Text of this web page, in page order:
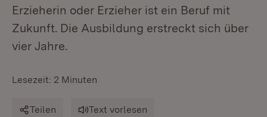
Erzieherin oder Erzieher ist ein Beruf mit
Zukunft. Die Ausbildung erstreckt sich über
vier Jahre.
Lesezeit: 2 Minuten
Teilen Text vorlesen